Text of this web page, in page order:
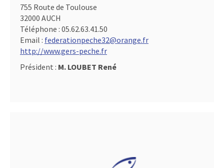
755 Route de Toulouse
32000 AUCH
Téléphone : 05.62.63.41.50
Email : federationpeche32@orange.fr
http://www.gers-peche.fr
Président : M. LOUBET René